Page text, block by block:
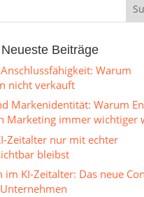
Neueste Beiträge
Warum
nicht verkauft
Markenidentität: Warum
Marketing immer wichtiger
Zeitalter nur mit echter
bleibst
im KI-Zeitalter: Das neue